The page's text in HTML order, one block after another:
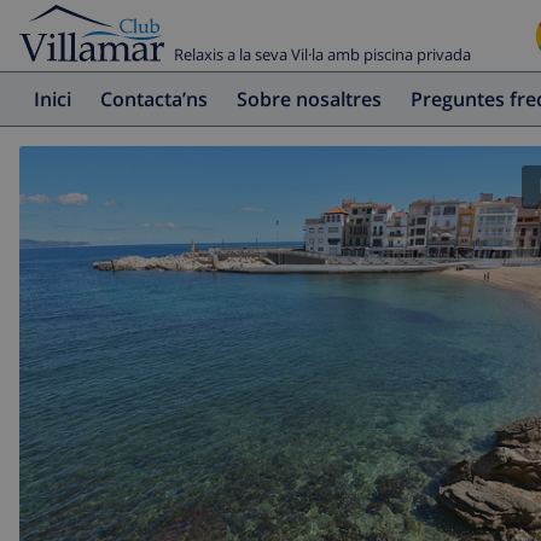
Relaxis a la seva Vil·la amb piscina privada
Inici Contacta’ns Sobre nosaltres Preguntes